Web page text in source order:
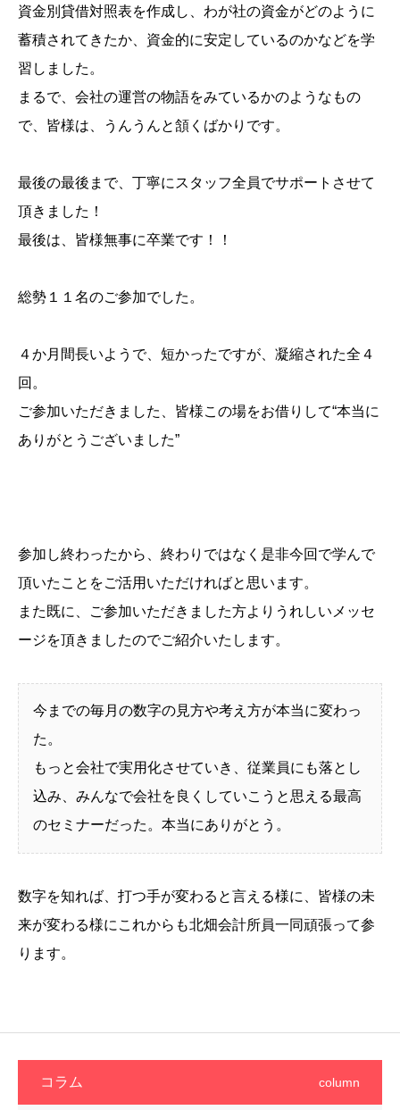
資金別貸借対照表を作成し、わが社の資金がどのように
蓄積されてきたか、資金的に安定しているのかなどを学
習しました。
まるで、会社の運営の物語をみているかのようなもの
で、皆様は、うんうんと頷くばかりです。
最後の最後まで、丁寧にスタッフ全員でサポートさせて
頂きました！
最後は、皆様無事に卒業です！！
総勢１１名のご参加でした。
４か月間長いようで、短かったですが、凝縮された全４
回。
ご参加いただきました、皆様この場をお借りして“本当に
ありがとうございました”
参加し終わったから、終わりではなく是非今回で学んで
頂いたことをご活用いただければと思います。
また既に、ご参加いただきました方よりうれしいメッセ
ージを頂きましたのでご紹介いたします。
今までの毎月の数字の見方や考え方が本当に変わっ
た。
もっと会社で実用化させていき、従業員にも落とし
込み、みんなで会社を良くしていこうと思える最高
のセミナーだった。本当にありがとう。
数字を知れば、打つ手が変わると言える様に、皆様の未
来が変わる様にこれからも北畑会計所員一同頑張って参
ります。
コラム column